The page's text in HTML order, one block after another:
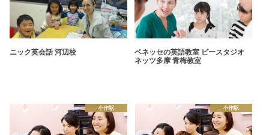
ニック英会話 河辺校
ベネッセの英語教室 ビースタジオ
ネッツ多摩 青梅教室
小作駅 小作駅